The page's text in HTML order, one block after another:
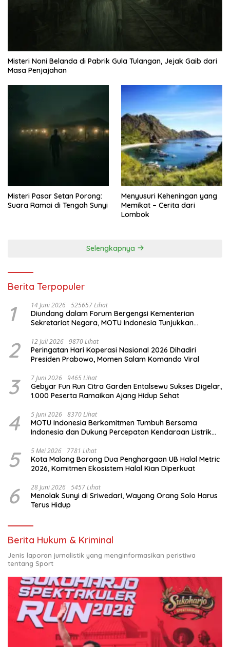
Misteri Noni Belanda di Pabrik Gula Tulangan, Jejak Gaib dari
Masa Penjajahan
Misteri Pasar Setan Porong:
Suara Ramai di Tengah Sunyi
Menyusuri Keheningan yang
Memikat – Cerita dari
Lombok
Selengkapnya
Berita Terpopuler
1 14 Juni 2026 525657 Lihat
Diundang dalam Forum Bergengsi Kementerian
Sekretariat Negara, MOTU Indonesia Tunjukkan
2 12 Juli 2026 9870 Lihat
Peringatan Hari Koperasi Nasional 2026 Dihadiri
Presiden Prabowo, Momen Salam Komando Viral
3 7 Juni 2026 9465 Lihat
Gebyar Fun Run Citra Garden Entalsewu Sukses Digelar,
1.000 Peserta Ramaikan Ajang Hidup Sehat
4 5 Juni 2026 8370 Lihat
MOTU Indonesia Berkomitmen Tumbuh Bersama
Indonesia dan Dukung Percepatan Kendaraan Listrik
5 5 Mei 2026 7781 Lihat
Kota Malang Borong Dua Penghargaan UB Halal Metric
2026, Komitmen Ekosistem Halal Kian Diperkuat
6 28 Juni 2026 5457 Lihat
Menolak Sunyi di Sriwedari, Wayang Orang Solo Harus
Terus Hidup
Berita Hukum & Kriminal
Jenis laporan jurnalistik yang menginformasikan peristiwa
tentang Sport